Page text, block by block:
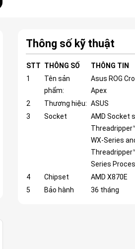
Thông số kỹ thuật
STT THÔNG SỐ
THÔNG TIN
1
Tên sản
phẩm:
Asus ROG
Apex
2
Thương hiệu: ASUS
3
Socket
AMD Socket
WX-Series
Series
4
Chipset
AMD X870E
5
Bảo hành 36 tháng